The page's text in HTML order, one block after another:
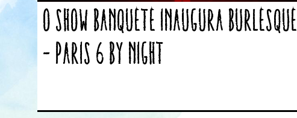
O show Banquete inaugura Burlesque
– Paris 6 by Night